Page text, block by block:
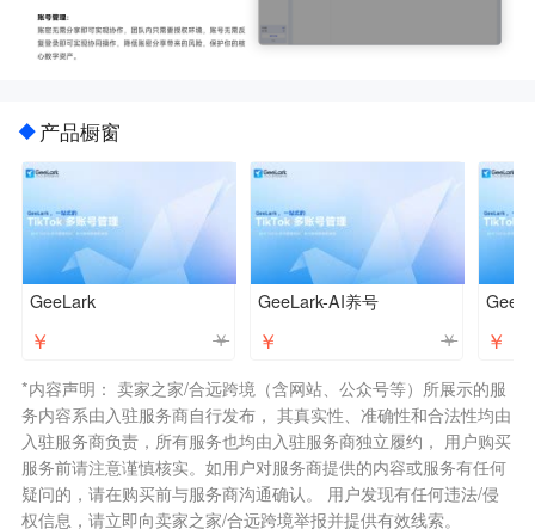
产品橱窗
GeeLark
￥ ￥
GeeLark-AI养号
￥ ￥ ￥
*内容声明： 卖家之家/合远跨境（含网站、公众号等）所展示的服
务内容系由入驻服务商自行发布， 其真实性、准确性和合法性均由
入驻服务商负责，所有服务也均由入驻服务商独立履约， 用户购买
服务前请注意谨慎核实。如用户对服务商提供的内容或服务有任何
疑问的，请在购买前与服务商沟通确认。 用户发现有任何违法/侵
权信息，请立即向卖家之家/合远跨境举报并提供有效线索。